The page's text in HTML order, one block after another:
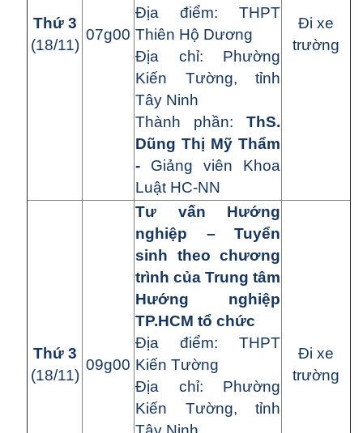
Thứ3
(18/11)
07g00
Địa điểm: THPT
Thiên Hộ Dương
Địa chỉ: Phường
Kiến Tường, tỉnh
Tây Ninh
Thành phần: ThS.
Dũng Thị Mỹ Thẩm
- Giảng viên Khoa
Luật HC-NN
Đi xe
trường
Thứ3
(18/11)
09g00
Tư vấn Hướng
nghiệp – Tuyển
sinh theo chương
trình của Trung tâm
Hướng nghiệp
TP.HCM tổ chức
Địa điểm: THPT
Kiến Tường
Địa chỉ: Phường
Kiến Tường, tỉnh
Đi xe
trường